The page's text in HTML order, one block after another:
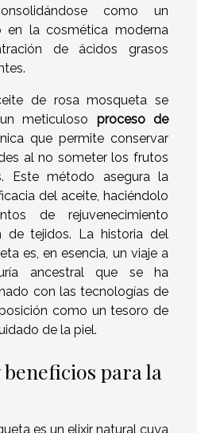
como un
en la cosmética moderna
de ácidos grasos
de rosa mosqueta se
meticuloso proceso de
que permite conservar
al no someter los frutos
Este método asegura la
del aceite, haciéndolo
de rejuvenecimiento
de tejidos. La historia del
es, en esencia, un viaje a
ancestral que se ha
con las tecnologías de
como un tesoro de
de la piel.
para la
es un elixir natural cuya